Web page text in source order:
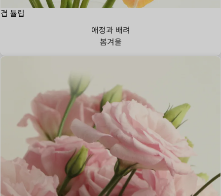
겹 튤립
애정과 배려
봄겨울